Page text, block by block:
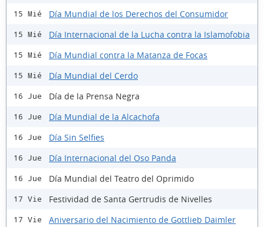
15 Mié Día Mundial de los Derechos del Consumidor
15 Mié Día Internacional de la Lucha contra la Islamofobia
15 Mié Día Mundial contra la Matanza de Focas
15 Mié Día Mundial del Cerdo
16 Jue Día de la Prensa Negra
16 Jue Día Mundial de la Alcachofa
16 Jue Día Sin Selfies
16 Jue Día Internacional del Oso Panda
16 Jue Día Mundial del Teatro del Oprimido
17 Vie Festividad de Santa Gertrudis de Nivelles
17 Vie Aniversario del Nacimiento de Gottlieb Daimler